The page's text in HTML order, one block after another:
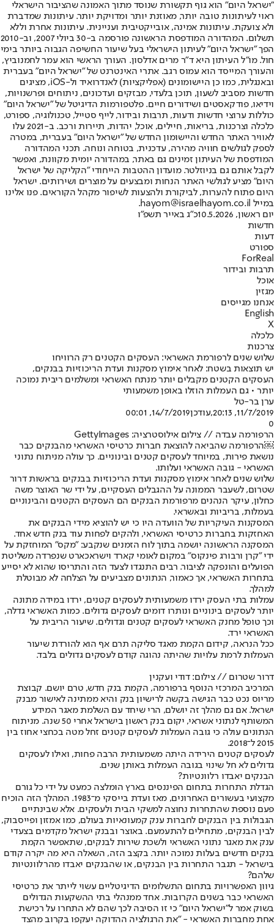
"ישראל היום" הוא גוף תקשורת שנוסד מתוך האמונה שהציבור הישראלי
ראוי לעיתונות טובה יותר, מאוזנת יותר ומדויקת יותר. עיתונות שמדברת
ולא צועקת. עיתונות אמינה, אובייקטיבית ועניינית. עיתונות אחרת וללא
תשלום. המהדורה המודפסת הראשונה פורסמה ב-30 ביולי 2007, וב-2010
הפך "ישראל היום" לעיתון הישראלי בעל שיעור החשיפה הגבוה ביותר בימי
חול. מו"ל העיתון היא ד"ר מרים אדלסון. העורך הראשי הוא עמר לחמנוביץ,
והעורך המייסד הוא עמוס רגב. אתרי האינטרנט של "ישראל היום" בעברית
ובאנגלית, כמו כן היישומונים (אפליקציות) לאנדרואיד ול-iOS, מציגים
חדשות מסביב לשעון, תוכן בלעדי, מבזקים ועדכונים, ניתוחים ופרשנויות,
וידיאו, פודקאסטים ושידורים חיים. פלטפורמות הדיגיטל של "ישראל היום"
כוללות ערוצי חדשות ודעות, תרבות ובידור, לייף סטייל, טכנולוגיה, ספורט,
כלכלה וצרכנות, בריאות, חיילים, אוכל, יהדות, תיירות ורכב. ב-2021 עלו
לאוויר האתר החדש והיישומון החדש של "ישראל היום" בעברית, במטרה
לספק לגולשים חוויה מהירה, עדכנית, בטוחה ונוחה. תכני המהדורה
המודפסת של העיתון זמינים גם באתר, במהדורה יומית מקוונת, ואפשר
לקבל אותם גם בניוזלטר. מועדון ההטבות הייחודי "הקליקה של ישראל
היום" מציע לגולשי האתר הנחות ומבצעים על מוצרים ושירותים. ישראל
היום פתוח להערות, לביקורת ולהצעות לשיפור מקהל הקוראים. פנו אלינו
במייל hayom@israelhayom.co.il.
יום ראשון, 10.5.2026
כ"ג באייר תשפ"ו
חדשות
דעות
ספורט
ForReal
תרבות ובידור
אוכל
מגזין
אנחנו מגייסים
English
X
כלכלה
צרכנות
שלוש שנים לרפורמת האשראי: העסקים הקטנים רק הרוויחו
יש תוצאות בשטח: לאחר אימוץ מסקנות ועדת הריכוזיות בבנקים,
העסקים הקטנים מקבלים יותר מנתח האשראי ומשלמים ריבית נמוכה
יותר • גם העמלות הוזלו באופן משמעותי
ערן בר-טל
11/7/2019, 20:13
,עודכן14/7/2019, 00:01
0
הרפורמה עבדה // צילום אילוסטרציה: GettyImages
￼הרפורמה שהביאה להוצאת חברות כרטיסי האשראי מהבנקים כבר
נושאת פירות, במיוחד לעסקים קטנים ובינוניים. כך עולה מניתוח נתוני
האשראי - גובה האשראי ועלותו.
שלוש שנים לאחר אימוץ מסקנות ועדת הריכוזיות בבנקים בראשות דרור
שטרום, לשעבר הממונה על ההגבלים העסקיים, על ידי שר האוצר משה
כחלון, עיקר הנהנים מרפורמת הבנקים הם העסקים הקטנים והבינוניים
בעמלות, בריביות ובאשראי.
המסקנות העיקריות של הוועדה היו כי יש להוציא מידי הבנקים את
האחזקות בחברות כרטיסי האשראי, ולהקים לפחות עוד בנק חדש אחד.
המסקנה הראשונה יושמה בתוך לוח הזמנים שנקבע: "מקס" המוחזקת על
ידי "קרן ורבורג פינקוס" במקום לאומי קארד וישראכארט שנפרדה משליטת
הפועלים והונפקה לציבור. רבים התנגדו לצעד הזה והתריסו שהוא לא יסייע
בתחרות האשראי, אך כאמור, הנתונים מצביעים על הצלחה לא מבוטלת
למהלך.
עמלות בתי העסק ירדו משמעותית לעסקים קטנים, ירדו במידה מתונה
יותר לעסקים בינוניים ונותרו דומים לעסקים גדולים. כמות האשראי גדלה,
וכך טופל מחנק האשראי לעסקים קטנים וגדולים. שיעור הריבית על
האשראי ירד.
ככל הנראה, קידום הקמת מאגד סליקה תרם אף הוא להורדת שיעור
העמלות לרמת עלויות שהיתה נהוגה קודם לעסקים גדולים בלבד.
דרור שטרום // צילום: דודי ועקנין
המרכיב המרכזי הנוסף ברפורמה, הקמת בנק חדש, טרם יושם. קבוצת
מריוס נכט כבר הגישה בקשה לרישיון בנק והיא ממתינה לאישור מבנק
ישראל. אם גם מהלך זה יושלם, הרי שיחד עם השלמת מאגר המידע
המשותף לנתוני אשראי, יקום בנק ראשון בישראל אחרי 50 שנה. מניתוח
הנתונים עולה כי גובה העמלות לעסקים קטנים זחל מטה בכחצי אחוז בין
2015 ל־2018.
לעסקים קטנים הירידה היתה משמעותית הרבה פחות, ואילו לעסקים
גדולים לא חל שינוי בגובה העמלות באותן שנים.
הבנקים יאבדו רלוונטיות?
הגדלת התחרות בתחום הפיננסים בארץ הומלצה כמעט על ידי כל גורם
מקצועי בעשורים האחרונים, מאז ועדת בייסקי מ־1983. המהלך הזה הוכיח
פעם נוספת שהתחרות נחוצה למשקי הבית ולעסקים. אלא שבינתיים
הגבולות בין הבנקים לחברות ענק קמעונאיות בעולם, כמו אמזון ופייסבוק,
לבין הבנקים, מתחילים להתעמעם. באוצר ובבנק ישראל מקדמים בצעדי
ענק את מאגר נתוני האשראי ולשכת שירות לבנקים, שתאפשר הקמת
בנקים חדשים בעלות נמוכה יותר. בקצב הזה, השאלה היא מה יקרה קודם
בישראל - תגבר התחרות בין הבנקים, או שהבנקים יאבדו מהרלוונטיות
שלהם?
גיוון האפשרויות בתחום התשלומים הדיגיטליים עשוי לייתר את כרטיסי
האשראי כבר בשנים הקרובות. אחד ממנהלי בתי ההשקעות הגדולים
בשוק אמר ל"ישראל היום" כי זו הסיבה לכך שהם לא התחרו על רכישת
אחת מחברות האשראי - "את הרגולציה ההדוקה יעקפו בקרוב מהצד